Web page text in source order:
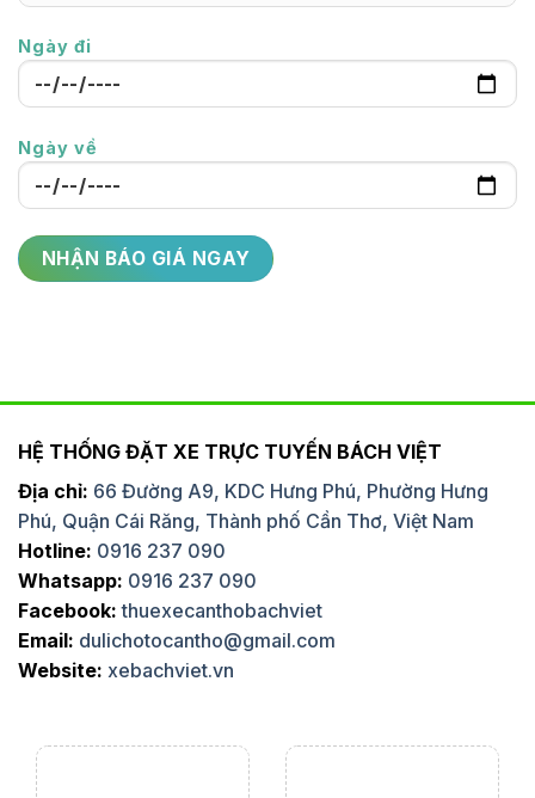
Ngày đi
Ngày về
HỆ THỐNG ĐẶT XE TRỰC TUYẾN BÁCH VIỆT
Địa chỉ: 66 Đường A9, KDC Hưng Phú, Phường Hưng
Phú, Quận Cái Răng, Thành phố Cần Thơ, Việt Nam
Hotline: 0916 237 090
Whatsapp: 0916 237 090
Facebook: thuexecanthobachviet
Email: dulichotocantho@gmail.com
Website: xebachviet.vn